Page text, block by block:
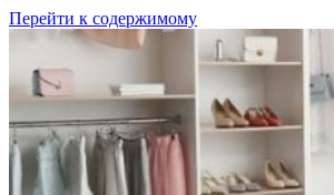
Перейти к содержимому